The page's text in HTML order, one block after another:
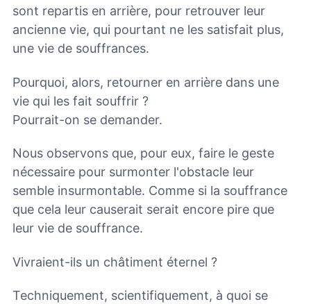
sont repartis en arrière, pour retrouver leur
ancienne vie, qui pourtant ne les satisfait plus,
une vie de souffrances.
Pourquoi, alors, retourner en arrière dans une
vie qui les fait souffrir ?
Pourrait-on se demander.
Nous observons que, pour eux, faire le geste
nécessaire pour surmonter l'obstacle leur
semble insurmontable. Comme si la souffrance
que cela leur causerait serait encore pire que
leur vie de souffrance.
Vivraient-ils un châtiment éternel ?
Techniquement, scientifiquement, à quoi se